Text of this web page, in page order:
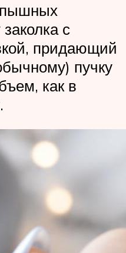
с
придающий
пучку
как в